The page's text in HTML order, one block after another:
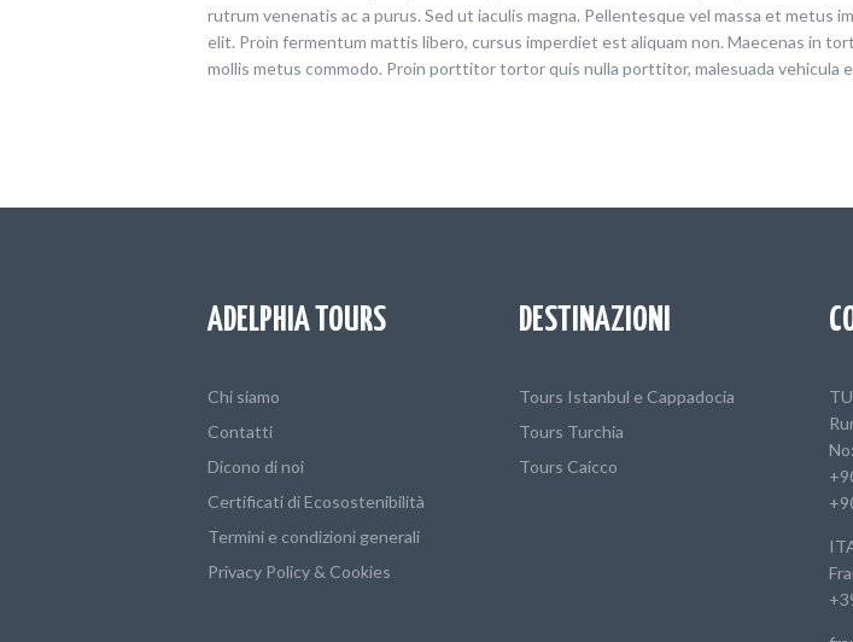
rutrum venenatis ac a purus. Sed ut iaculis magna. Pellentesque vel massa et
elit. Proin fermentum mattis libero, cursus imperdiet est aliquam non. Maecenas in
mollis metus commodo. Proin porttitor tortor quis nulla porttitor, malesuada vehicula
ADELPHIA TOURS
Chi siamo
Contatti
Dicono di noi
Certificati di Ecosostenibilità
Termini e condizioni generali
Privacy Policy & Cookies
DESTINAZIONI
Tours Istanbul e Cappadocia
Tours Turchia
Tours Caicco